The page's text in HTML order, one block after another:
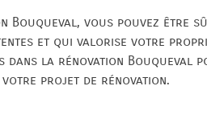
Bouqueval, vous pouvez être
et qui valorise votre
dans la rénovation Bouqueval
projet de rénovation.